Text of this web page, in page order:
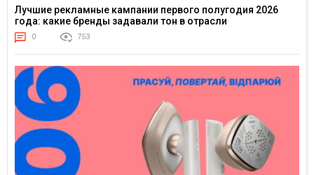
Лучшие рекламные кампании первого полугодия 2026
года: какие бренды задавали тон в отрасли
0 753